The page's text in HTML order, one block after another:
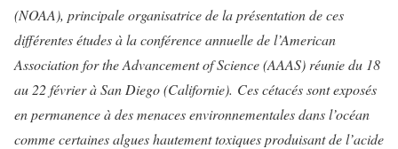
(NOAA), principale organisatrice de la présentation de ces
différentes études à la conférence annuelle de l’American
Association for the Advancement of Science (AAAS) réunie du 18
au 22 février à San Diego (Californie). Ces cétacés sont exposés
en permanence à des menaces environnementales dans l’océan
comme certaines algues hautement toxiques produisant de l’acide